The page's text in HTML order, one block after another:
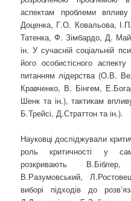
аспектам проблеми
Доценка, Г.О. Ковальова,
Татенка, Ф. Зімбардо, Д.
ін. У сучасній соціальній
його особистісного
питанням лідерства (О.В.
Кравченко, В. Бінгем,
Шенк та ін.), тактикам
Б.Трейсі, Д.Страттон та ін.).
Науковці досліджували
роль критичності у
розкривають
В.Разумовський,
виборі підходів до